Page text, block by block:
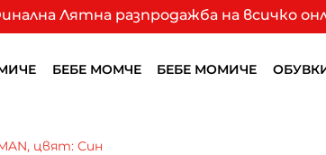
Лятна разпродажба на всичко
БЕБЕ МОМЧЕ БЕБЕ МОМИЧЕ
цвят: Син